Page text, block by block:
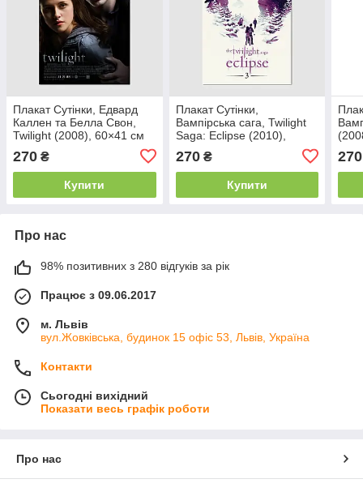
Плакат Сутінки, Едвард
Каллен та Белла Свон,
Twilight (2008), 60×41 см
270 ₴
Купити
Плакат Сутінки,
Вампірська сага, Twilight
Saga: Eclipse (2010),
270₴
Купити
270
Про нас
98% позитивних з 280 відгуків за рік
Працює з 09.06.2017
м. Львів
вул.Жовківська, будинок 15 офіс 53, Львів, Україна
Контакти
Сьогодні вихідний
Показати весь графік роботи
Про нас